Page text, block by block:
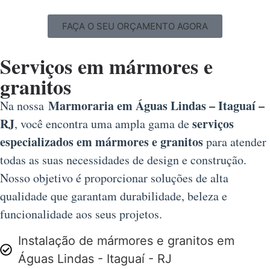
FAÇA O SEU ORÇAMENTO AGORA
Serviços em mármores e
granitos
Na nossa Marmoraria em Águas Lindas – Itaguaí –
RJ, você encontra uma ampla gama deserviços
especializados em mármores e granitospara atender
todas as suas necessidades de design e construção.
Nosso objetivo é proporcionar soluções de alta
qualidade que garantam durabilidade, beleza e
funcionalidade aos seus projetos.
Instalação de mármores e granitos em
Águas Lindas - Itaguaí - RJ